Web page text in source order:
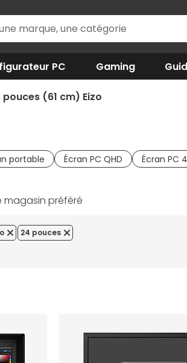
PC Gaming
pouces (61 cm) Eizo
portable Écran PC QHD Écran PC
magasin préféré
24 pouces